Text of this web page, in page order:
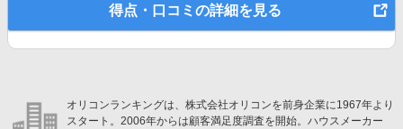
得点・口コミの詳細を見る
オリコンランキングは、株式会社オリコンを前身企業に1967年より
スタート。2006年からは顧客満足度調査を開始。ハウスメーカー